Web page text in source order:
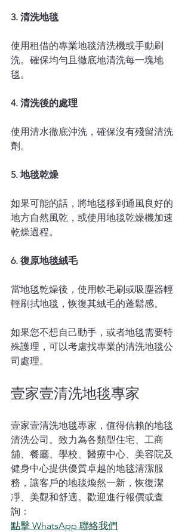
3. 清洗地毯
使用租借的專業地毯清洗機或手動刷
洗。確保均勻且徹底地清洗每一塊地
毯。
4. 清洗後的處理
使用清水徹底沖洗，確保沒有殘留清洗
劑。
5. 地毯乾燥
如果可能的話，將地毯移到通風良好的
地方自然風乾，或使用地毯乾燥機加速
乾燥過程。
6. 復原地毯絨毛
當地毯乾燥後，使用軟毛刷或吸塵器輕
輕刷拭地毯，恢復其絨毛的蓬鬆感。
如果您不想自己動手，或者地毯需要特
殊護理，可以考慮找專業的清洗地毯公
司處理。
壹家壹清洗地毯專家
壹家壹清洗地毯專家，值得信賴的地毯
清洗公司。致力為各類型住宅、工商
舖、餐廳、學校、醫療中心、美容院及
健身中心提供優質卓越的地毯清潔服
務，讓客戶的地毯煥然一新，恢復潔
凈、美觀和舒適。歡迎進行報價或查
詢：
點擊 WhatsApp 聯絡我們